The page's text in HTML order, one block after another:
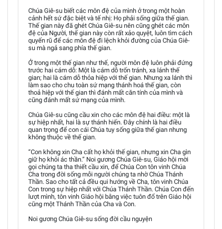
Chúa Giê-su biết các môn đệ của mình ở trong một hoàn
cảnh hết sứ đặc biệt và tế nhị: Họ phải sống giữa thế gian.
Thế gian này đã ghét Chúa Giê-su nên cũng ghét các môn
đệ của Người, thế gian này còn rất xảo quyệt, luôn tìm cách
quyến rũ để các môn đệ đi lệch khỏi đường của Chúa Giê-
su mà ngả sang phía thế gian.
Ở trong một thế gian như thế, người môn đệ luôn phải đứng
trước hai cám dỗ: Một là cám dỗ trốn tránh, xa lánh thế
gian; hai là cám dỗ thỏa hiệp với thế gian. Nhưng xa lánh thì
làm sao cho chu toàn sứ mạng thánh hoá thế gian, còn
thoả hiệp với thế gian thì đánh mất căn tính của mình và
cũng đánh mất sứ mạng của mình.
Chúa Giê-su cũng cầu xin cho các môn đệ hai điều: một là
sự hiệp nhất, hai là sự thánh hiến. Đây chính là hai điều
quan trọng để con cái Chúa tuy sống giữa thế gian nhưng
không thuộc về thế gian.
“Con không xin Cha cất họ khỏi thế gian, nhưng xin Cha gìn
giữ họ khỏi ác thần.” Noi gương Chúa Giê-su, Giáo hội mời
gọi chúng ta tha thiết cầu xin, để Chúa Con tôn vinh Chúa
Cha trong đời sống mỗi người chúng ta nhờ Chúa Thánh
Thần. Sao cho tất cả đều qui hướng về Cha, tôn vinh Chúa
Con trong sự hiệp nhất với Chúa Thánh Thần. Chúa Con đến
lượt mình, tôn vinh Giáo hội bằng việc tuôn đổ trên Giáo hội
cũng một Thánh Thần của Cha và Con.
Noi gương Chúa Giê-su sống đời cầu nguyện